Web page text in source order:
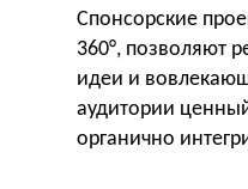
Спонсорские
360°, позволяют
идеи и
аудитории
органично